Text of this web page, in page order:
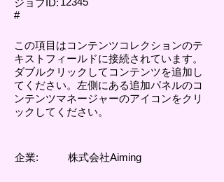
ジョブID:
#
この項目はコンテンツコレクションのテ
キストフィールドに接続されています。
ダブルクリックしてコンテンツを追加し
てください。左側にある追加パネルのコ
ンテンツマネージャーのアイコンをクリ
ックしてください。
企業: 株式会社Aiming